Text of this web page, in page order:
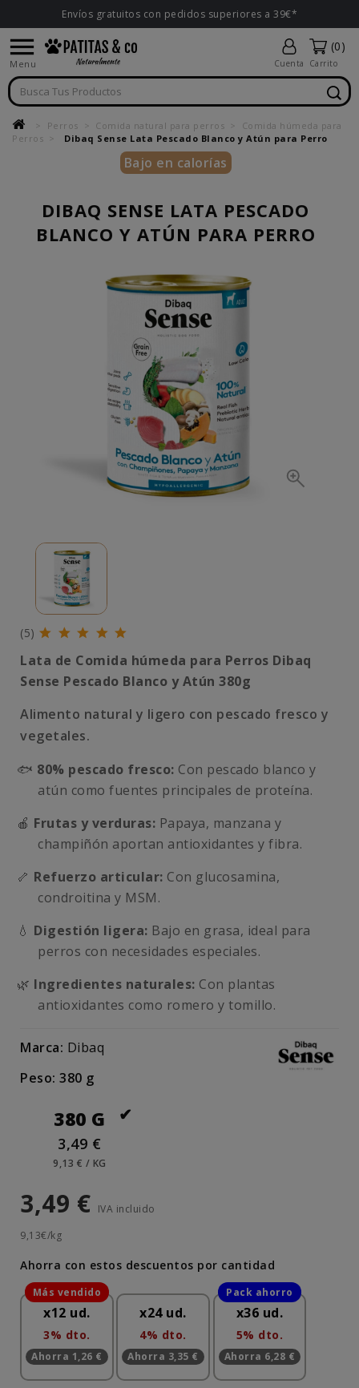
Envíos gratuitos con pedidos superiores a 39€*

Menu Cuenta
(0)
Carrito
Perros Comida natural para perros
Comida húmeda para
Perros
Dibaq Sense Lata Pescado Blanco y Atún para Perro
Bajo en calorías
DIBAQ SENSE LATA PESCADO
BLANCO Y ATÚN PARA PERRO
(5)
Lata de Comida húmeda para Perros Dibaq
Sense Pescado Blanco y Atún 380g
Alimento natural y ligero con pescado fresco y
vegetales.
🐟 80% pescado fresco: Con pescado blanco y
atún como fuentes principales de proteína.
🍎 Frutas y verduras: Papaya, manzana y
champiñón aportan antioxidantes y fibra.
🦴 Refuerzo articular: Con glucosamina,
condroitina y MSM.
💧 Digestión ligera: Bajo en grasa, ideal para
perros con necesidades especiales.
🌿 Ingredientes naturales: Con plantas
antioxidantes como romero y tomillo.
Marca: Dibaq
Peso: 380 g
380 G
3,49 €
9,13 € / KG
3,49 € IVA incluido
9,13€/kg
Ahorra con estos descuentos por cantidad
x12 ud.
3% dto.
Ahorra 1,26 €
x24 ud.
4% dto.
Ahorra 3,35 €
x36 ud.
5% dto.
Ahorra 6,28 €